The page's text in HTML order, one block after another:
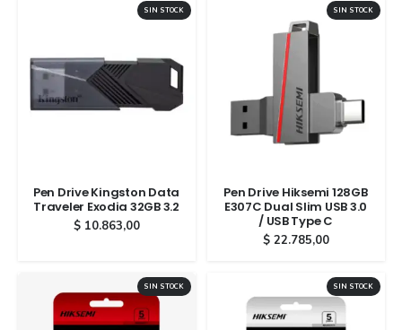
SIN STOCK
Pen Drive Kingston Data
Traveler Exodia 32GB 3.2
$10.863,00
SIN STOCK
Pen Drive Hiksemi 128GB
E307C Dual Slim USB 3.0
/ USB Type C
$22.785,00
SIN STOCK SIN STOCK